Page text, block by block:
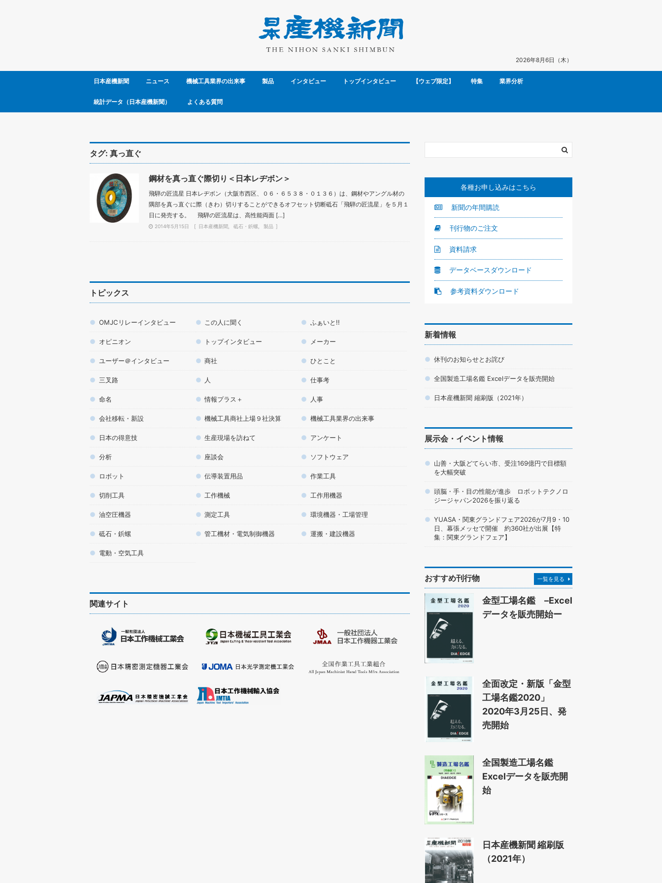
2026年8月6日（木）
日本産機新聞 ニュース 機械工具業界の出来事 製品 インタビュー トップインタビュー 【ウェブ限定】 特集 業界分析
統計データ（日本産機新聞） よくある質問
タグ: 真っ直ぐ
鋼材を真っ直ぐ際切り＜日本レヂボン＞
飛騨の匠流星 日本レヂボン（大阪市西区、０６・６５３８・０１３６）は、鋼材やアングル材の
隅部を真っ直ぐに際（きわ）切りすることができるオフセット切断砥石「飛騨の匠流星」を５月１
日に発売する。 飛騨の匠流星は、高性能両面 […]
2014年5月15日 日本産機新聞 砥石・鋲螺 製品
トピックス
OMJCリレーインタビュー この人に聞く ふぁいと!!
オピニオン トップインタビュー メーカー
ユーザー＠インタビュー 商社 ひとこと
三叉路 人 仕事考
命名 情報プラス＋ 人事
会社移転・新設 機械工具商社上場９社決算 機械工具業界の出来事
日本の得意技 生産現場を訪ねて アンケート
分析 座談会 ソフトウェア
ロボット 伝導装置用品 作業工具
切削工具 工作機械 工作用機器
油空圧機器 測定工具 環境機器・工場管理
砥石・鋲螺 管工機材・電気制御機器 運搬・建設機器
電動・空気工具
関連サイト
各種お申し込みはこちら
新聞の年間購読
刊行物のご注文
資料請求
データベースダウンロード
参考資料ダウンロード
新着情報
休刊のお知らせとお詫び
全国製造工場名鑑 Excelデータを販売開始
日本産機新聞 縮刷版（2021年）
展示会・イベント情報
山善・大阪どてらい市、受注169億円で目標額
を大幅突破
頭脳・手・目の性能が進歩 ロボットテクノロ
ジージャパン2026を振り返る
YUASA・関東グランドフェア2026が7月9・10
日、幕張メッセで開催 約360社が出展【特
集：関東グランドフェア】
おすすめ刊行物 一覧を見る
金型工場名鑑 –Excel
データを販売開始ー
全面改定・新版「金型
工場名鑑2020」
2020年3月25日、発
売開始
全国製造工場名鑑
Excelデータを販売開
始
日本産機新聞 縮刷版
（2021年）